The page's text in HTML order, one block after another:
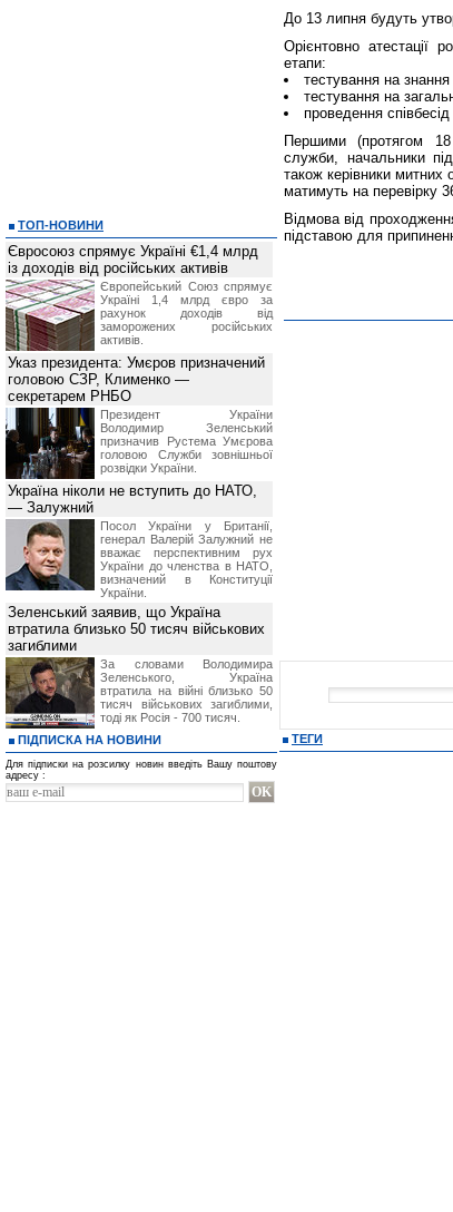
До 13 липня будуть
Орієнтовно атестації
етапи:
тестування на
тестування на
проведення
Першими (протягом 18
служби, начальники
також керівники митних
матимуть на перевірку
Відмова від
підставою для
ТЕГИ
ТОП-НОВИНИ
Євросоюз спрямує Україні €1,4 млрд
із доходів від російських активів
Європейський Союз спрямує
Україні 1,4 млрд євро за
рахунок доходів від
заморожених російських
активів.
Указ президента: Умєров призначений
головою СЗР, Клименко —
секретарем РНБО
Президент України
Володимир Зеленський
призначив Pустема Умєрова
головою Служби зовнішньої
розвідки України.
Україна ніколи не вступить до НАТО,
— Залужний
Посол України у Британії,
генерал Валерій Залужний не
вважає перспективним рух
України до членства в НАТО,
визначений в Конституції
України.
Зеленський заявив, що Україна
втратила близько 50 тисяч військових
загиблими
За словами Володимира
Зеленського, Україна
втратила на війні близько 50
тисяч військових загиблими,
тоді як Росія - 700 тисяч.
ПІДПИСКА НА НОВИНИ
Для підписки на розсилку новин введіть Вашу поштову
адресу :